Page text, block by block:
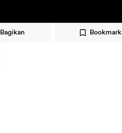
Bagikan Bookmark